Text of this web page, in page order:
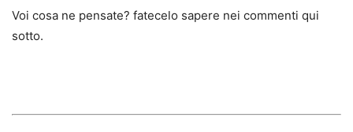
Voi cosa ne pensate? fatecelo sapere nei commenti qui
sotto.